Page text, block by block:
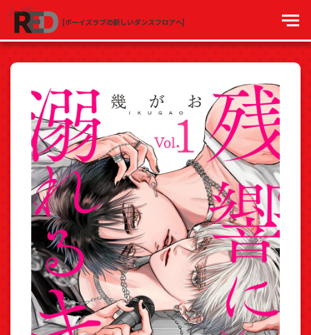
[ボーイズラブの新しいダンスフロアへ]